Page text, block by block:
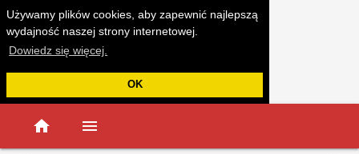
Używamy plików cookies, aby zapewnić najlepszą
wydajność naszej strony internetowej.
Dowiedz się więcej.
OK
home menu